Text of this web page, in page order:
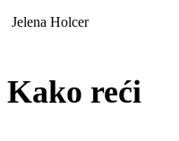
Jelena Holcer
Kako reći